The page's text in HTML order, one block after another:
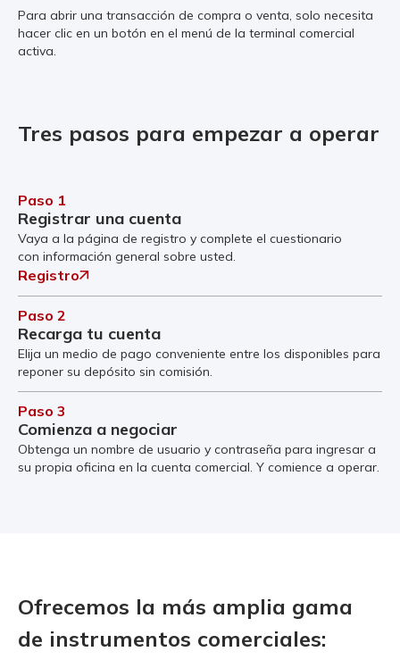
Para abrir una transacción de compra o venta, solo necesita
hacer clic en un botón en el menú de la terminal comercial
activa.
Tres pasos para empezar a operar
Paso 1
Registrar una cuenta
Vaya a la página de registro y complete el cuestionario
con información general sobre usted.
Registro
Paso 2
Recarga tu cuenta
Elija un medio de pago conveniente entre los disponibles para
reponer su depósito sin comisión.
Paso 3
Comienza a negociar
Obtenga un nombre de usuario y contraseña para ingresar a
su propia oficina en la cuenta comercial. Y comience a operar.
Ofrecemos la más amplia gama
de instrumentos comerciales: